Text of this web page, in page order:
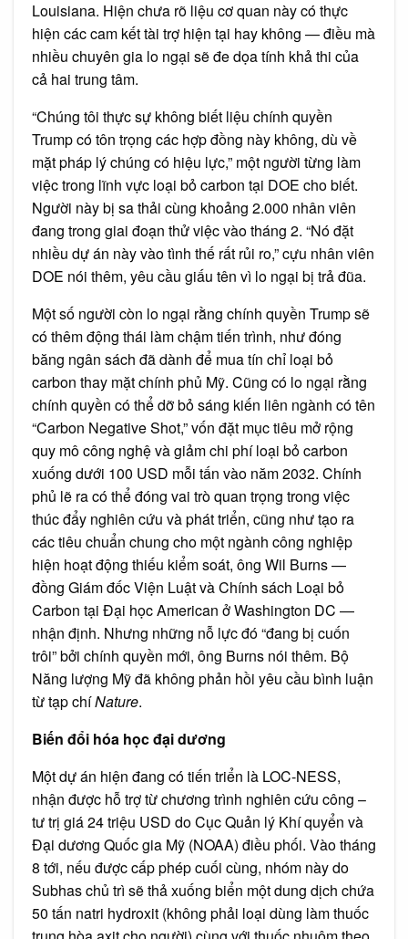
Louisiana. Hiện chưa rõ liệu cơ quan này có thực
hiện các cam kết tài trợ hiện tại hay không — điều mà
nhiều chuyên gia lo ngại sẽ đe dọa tính khả thi của
cả hai trung tâm.
“Chúng tôi thực sự không biết liệu chính quyền
Trump có tôn trọng các hợp đồng này không, dù về
mặt pháp lý chúng có hiệu lực,” một người từng làm
việc trong lĩnh vực loại bỏ carbon tại DOE cho biết.
Người này bị sa thải cùng khoảng 2.000 nhân viên
đang trong giai đoạn thử việc vào tháng 2. “Nó đặt
nhiều dự án này vào tình thế rất rủi ro,” cựu nhân viên
DOE nói thêm, yêu cầu giấu tên vì lo ngại bị trả đũa.
Một số người còn lo ngại rằng chính quyền Trump sẽ
có thêm động thái làm chậm tiến trình, như đóng
băng ngân sách đã dành để mua tín chỉ loại bỏ
carbon thay mặt chính phủ Mỹ. Cũng có lo ngại rằng
chính quyền có thể dỡ bỏ sáng kiến liên ngành có tên
“Carbon Negative Shot,” vốn đặt mục tiêu mở rộng
quy mô công nghệ và giảm chi phí loại bỏ carbon
xuống dưới 100 USD mỗi tấn vào năm 2032. Chính
phủ lẽ ra có thể đóng vai trò quan trọng trong việc
thúc đẩy nghiên cứu và phát triển, cũng như tạo ra
các tiêu chuẩn chung cho một ngành công nghiệp
hiện hoạt động thiếu kiểm soát, ông Wil Burns —
đồng Giám đốc Viện Luật và Chính sách Loại bỏ
Carbon tại Đại học American ở Washington DC —
nhận định. Nhưng những nỗ lực đó “đang bị cuốn
trôi” bởi chính quyền mới, ông Burns nói thêm. Bộ
Năng lượng Mỹ đã không phản hồi yêu cầu bình luận
từ tạp chíNature.
Biến đổi hóa học đại dương
Một dự án hiện đang có tiến triển là LOC-NESS,
nhận được hỗ trợ từ chương trình nghiên cứu công –
tư trị giá 24 triệu USD do Cục Quản lý Khí quyển và
Đại dương Quốc gia Mỹ (NOAA) điều phối. Vào tháng
8 tới, nếu được cấp phép cuối cùng, nhóm này do
Subhas chủ trì sẽ thả xuống biển một dung dịch chứa
50 tấn natri hydroxit (không phải loại dùng làm thuốc